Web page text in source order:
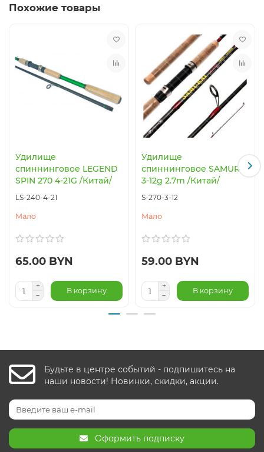
Похожие товары
Удилище
спиннинговое LEGEND
SPIN 270 4-21G /Китай/
LS-240-4-21
Мало
65.00 BYN
В корзину
Удилище
спиннинговое SAMURAI
3-12g 2.7m /Китай/
S-270-3-12
Мало
59.00 BYN
В корзину
Будьте в центре событий - подпишитесь на
наши новости! Новинки, скидки, акции.
Оформить подписку